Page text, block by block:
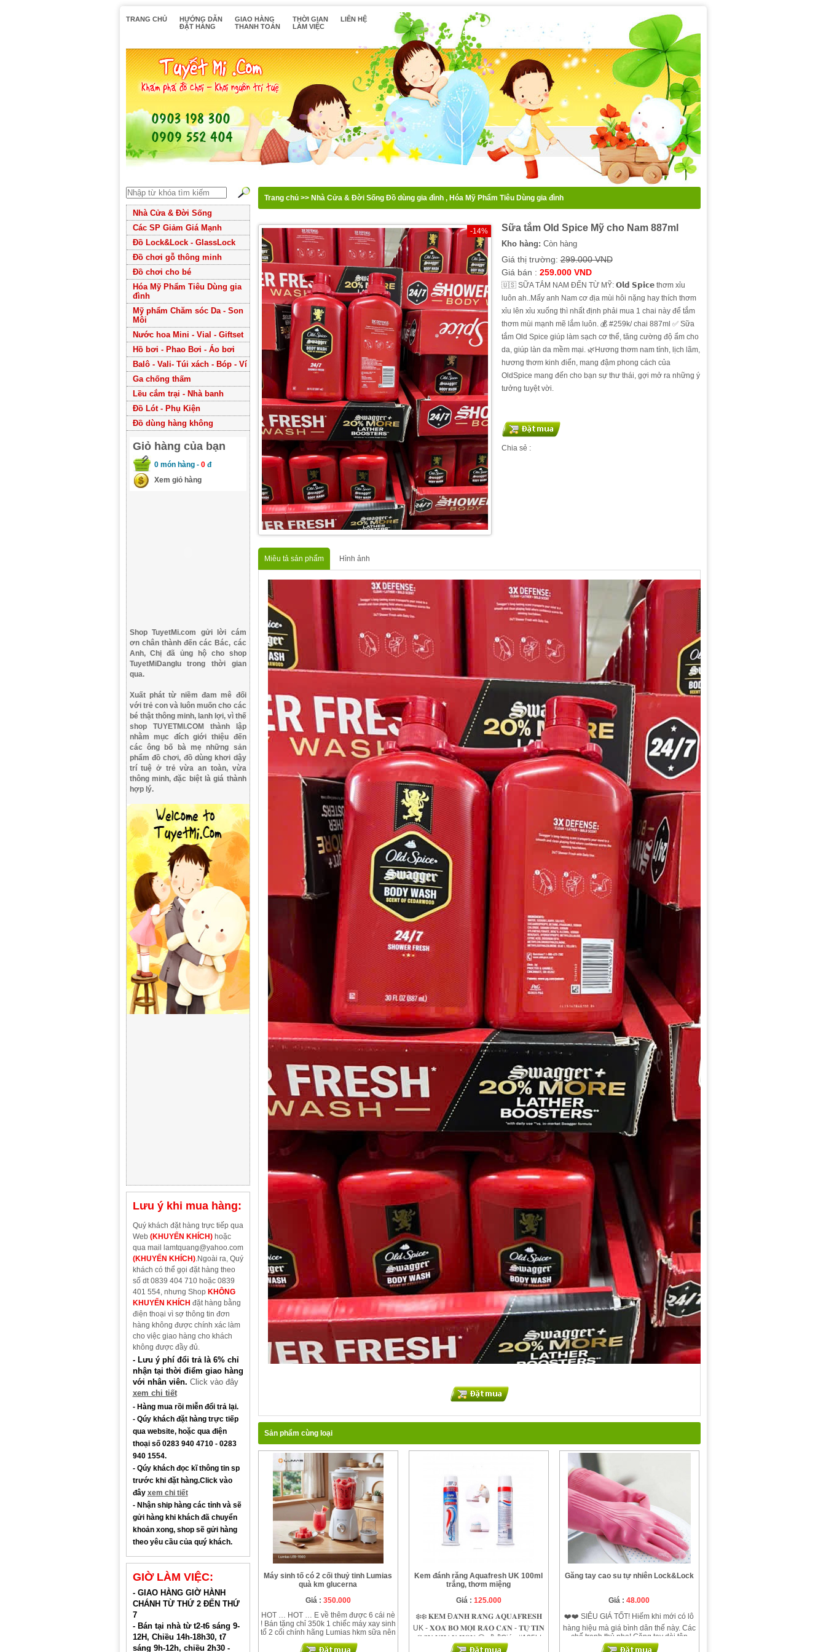
TRANG CHỦ
HƯỚNG DẪN
ĐẶT HÀNG
GIAO HÀNG
THANH TOÁN
THỜI GIAN
LÀM VIỆC
LIÊN HỆ
Nhà Cửa & Đời Sống
Các SP Giảm Giá Mạnh
Đồ Lock&Lock - GlassLock
Đồ chơi gỗ thông minh
Đồ chơi cho bé
Hóa Mỹ Phẩm Tiêu Dùng gia
đình
Mỹ phẩm Chăm sóc Da - Son
Môi
Nước h.hồng- Mẫu thử- Mặt Nạ gói Ohui -
Whoo
Nước hoa Mini - Vial - Giftset
Hồ bơi - Phao Bơi - Áo bơi
Balô - Vali- Túi xách - Bóp - Ví
Ga chống thấm
Lều cắm trại - Nhà banh
Đồ Lót - Phụ Kiện
Đồ dùng hàng không
Giỏ hàng của bạn
0món hàng - 0đ
Xem giỏ hàng
Shop TuyetMi.com gửi lời cám
ơn chân thành đến các Bác, các
Anh, Chị đã ủng hộ cho shop
TuyetMiDangIu trong thời gian
qua.
Xuất phát từ niềm đam mê đối
với trẻ con và luôn muốn cho các
bé thật thông minh, lanh lợi, vì thế
shop TUYETMI.COM thành lập
nhằm mục đích giới thiệu đến
các ông bố bà mẹ những sản
phẩm đồ chơi, đồ dùng khơi dậy
trí tuệ ở trẻ vừa an toàn, vừa
thông minh, đặc biệt là giá thành
hợp lý.
Lưu ý khi mua hàng:
Quý khách đặt hàng trực tiếp qua
Web (KHUYẾN KHÍCH)hoặc
qua mail lamtquang@yahoo.com
(KHUYẾN KHÍCH).Ngoài ra, Quý
khách có thể gọi đặt hàng theo
số dt 0839 404 710 hoặc 0839
401 554, nhưng Shop KHÔNG
KHUYẾN KHÍCH đặt hàng bằng
điện thoại vì sợ thông tin đơn
hàng không được chính xác làm
cho việc giao hàng cho khách
không được đầy đủ.
- Lưu ý phí đổi trả là 6% chỉ
nhận tại thời điểm giao hàng
với nhân viên. Click vào đây
xem chi tiết
- Hàng mua rồi miễn đổi trả lại.
- Qúy khách đặt hàng trực tiếp
qua website, hoặc qua điện
thoại số 0283 940 4710 - 0283
940 1554.
- Qúy khách đọc kĩ thông tin sp
trước khi đặt hàng.Click vào
đây xem chi tiết
- Nhận ship hàng các tỉnh và sẽ
gửi hàng khi khách đã chuyển
khoản xong, shop sẽ gửi hàng
theo yêu cầu của quý khách.
GIỜ LÀM VIỆC:
- GIAO HÀNG GIỜ HÀNH
CHÁNH TỪ THỨ 2 ĐẾN THỨ
7
- Bán tại nhà từ t2-t6 sáng 9-
12H, Chiều 14h-18h30, t7
sáng 9h-12h, chiều 2h30 -
Trang chủ>> Nhà Cửa & Đời Sống Đồ dùng gia đình, Hóa Mỹ Phẩm Tiêu Dùng gia đình
-14% Sữa tắm Old Spice Mỹ cho Nam 887ml
Kho hàng: Còn hàng
Giá thị trường:299.000 VND
Giá bán : 259.000 VND
🇺🇸 SỮA TẮM NAM ĐẾN TỪ MỸ: 𝗢𝗹𝗱 𝗦𝗽𝗶𝗰𝗲 thơm xỉu
luôn ah..Mấy anh Nam cơ địa mùi hôi nặng hay thích thơm
xỉu lên xỉu xuống thì nhất định phải mua 1 chai này để tắm
thơm mùi mạnh mẽ lắm luôn. 💰 #259k/ chai 887ml ✅ Sữa
tắm Old Spice giúp làm sạch cơ thể, tăng cường độ ẩm cho
da, giúp làn da mềm mại. 🌿Hương thơm nam tính, lịch lãm,
hương thơm kinh điển, mang đậm phong cách của
OldSpice mang đến cho bạn sự thư thái, gợi mở ra những ý
tưởng tuyệt vời.
Chia sẻ :
Miêu tả sản phẩm Hình ảnh
Sản phẩm cùng loại
Máy sinh tố có 2 cối thuỷ tinh Lumias
quà km glucerna
Giá : 350.000
HOT … HOT … E về thêm được 6 cái nè
! Bán tặng chỉ 350k 1 chiếc máy xay sinh
tố 2 cối chính hãng Lumias hkm sữa nên
mới có giá tốt như này ! Giá tốt , máy
khỏe , cối thủy tinh , hàng chính hãng ,
Kem đánh răng Aquafresh UK 100ml
trắng, thơm miệng
Giá : 125.000
❄️❄️ 𝐊𝐄𝐌 Đ𝐀́𝐍𝐇 𝐑𝐀̆𝐍𝐆 𝐀𝐐𝐔𝐀𝐅𝐑𝐄𝐒𝐇
UK - 𝐗𝐎𝐀́ 𝐁𝐎̉ 𝐌𝐎̣𝐈 𝐑𝐀̀𝐎 𝐂𝐀̉𝐍 - 𝐓𝐔̛̣ 𝐓𝐈𝐍
𝐆𝐀̂̀𝐍 𝐍𝐇𝐀𝐔 𝐇𝐎̛𝐍 😁 💰💰Giá : #125k/
Ống 100ml. Set 2 ống #230k ( tính ra có
Găng tay cao su tự nhiên Lock&Lock
Giá : 48.000
❤️❤️ SIÊU GIÁ TỐT! Hiếm khi mới có lô
hàng hiệu mà giá bình dân thế này. Các
chế tranh thủ nha! Găng tay dài tận
khuỷu tay, mùa đông dùng thích cực